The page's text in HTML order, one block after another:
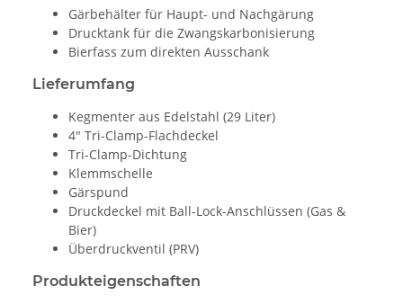
Gärbehälter für Haupt- und Nachgärung
Drucktank für die Zwangskarbonisierung
Bierfass zum direkten Ausschank
Lieferumfang
Kegmenter aus Edelstahl (29 Liter)
4" Tri-Clamp-Flachdeckel
Tri-Clamp-Dichtung
Klemmschelle
Gärspund
Druckdeckel mit Ball-Lock-Anschlüssen (Gas &
Bier)
Überdruckventil (PRV)
Produkteigenschaften